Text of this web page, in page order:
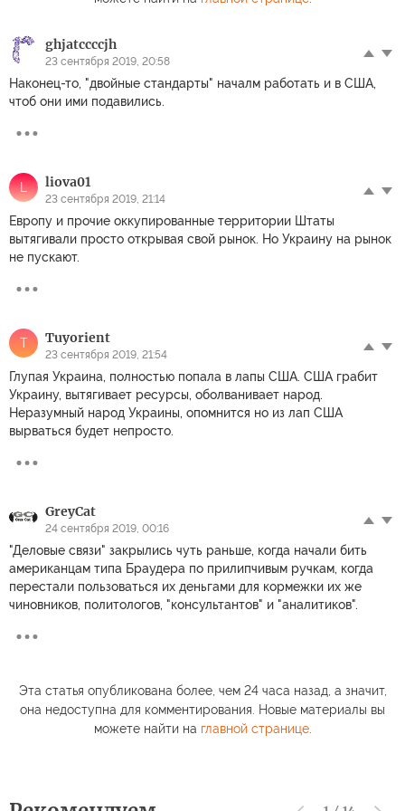
ghjatccccjh
23 сентября 2019, 20:58
Наконец-то, "двойные стандарты" началм работать и в США,
чтоб они ими подавились.
L liova01
23 сентября 2019, 21:14
Европу и прочие оккупированные территории Штаты
вытягивали просто открывая свой рынок. Но Украину на рынок
не пускают.
T Tuyorient
23 сентября 2019, 21:54
Глупая Украина, полностью попала в лапы США. США грабит
Украину, вытягивает ресурсы, оболванивает народ.
Неразумный народ Украины, опомнится но из лап США
вырваться будет непросто.
GreyCat
24 сентября 2019, 00:16
"Деловые связи" закрылись чуть раньше, когда начали бить
американцам типа Браудера по прилипчивым ручкам, когда
перестали пользоваться их деньгами для кормежки их же
чиновников, политологов, "консультантов" и "аналитиков".
Эта статья опубликована более, чем 24 часа назад, а значит,
она недоступна для комментирования. Новые материалы вы
можете найти на главной странице.